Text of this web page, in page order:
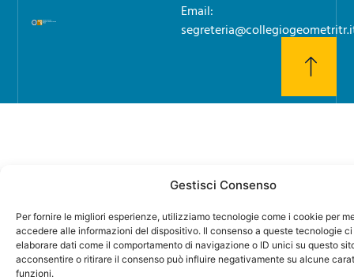
Gestisci Consenso
Per fornire le migliori esperienze, utilizziamo tecnologie come i cookie per
accedere alle informazioni del dispositivo. Il consenso a queste tecnologie
elaborare dati come il comportamento di navigazione o ID unici su questo
acconsentire o ritirare il consenso può influire negativamente su alcune
funzioni.
Email: